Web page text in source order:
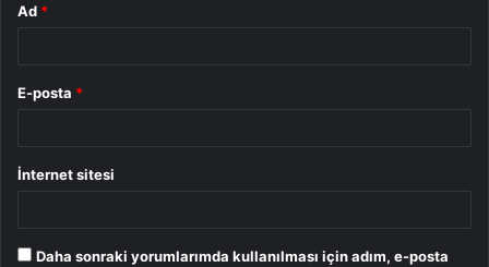
Ad *
E-posta *
İnternet sitesi
Daha sonraki yorumlarımda kullanılması için adım, e-posta